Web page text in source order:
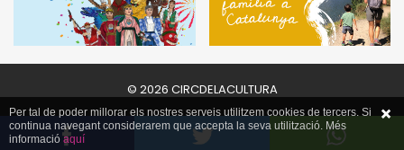
© 2026 CIRCDELACULTURA
Per tal de poder millorar els nostres serveis utilitzem cookies de tercers. Si
continua navegant considerarem que accepta la seva utilització. Més
informacióaquí